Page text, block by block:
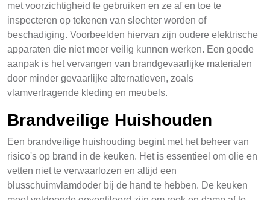
met voorzichtigheid te gebruiken en ze af en toe te
inspecteren op tekenen van slechter worden of
beschadiging. Voorbeelden hiervan zijn oudere elektrische
apparaten die niet meer veilig kunnen werken. Een goede
aanpak is het vervangen van brandgevaarlijke materialen
door minder gevaarlijke alternatieven, zoals
vlamvertragende kleding en meubels.
Brandveilige Huishouden
Een brandveilige huishouding begint met het beheer van
risico's op brand in de keuken. Het is essentieel om olie en
vetten niet te verwaarlozen en altijd een
blusschuimvlamdoder bij de hand te hebben. De keuken